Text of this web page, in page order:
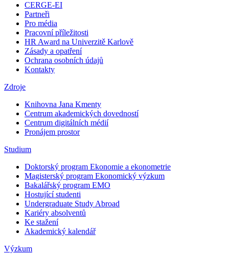
CERGE-EI
Partneři
Pro média
Pracovní příležitosti
HR Award na Univerzitě Karlově
Zásady a opatření
Ochrana osobních údajů
Kontakty
Zdroje
Knihovna Jana Kmenty
Centrum akademických dovedností
Centrum digitálních médií
Pronájem prostor
Studium
Doktorský program Ekonomie a ekonometrie
Magisterský program Ekonomický výzkum
Bakalářský program EMO
Hostující studenti
Undergraduate Study Abroad
Kariéry absolventů
Ke stažení
Akademický kalendář
Výzkum